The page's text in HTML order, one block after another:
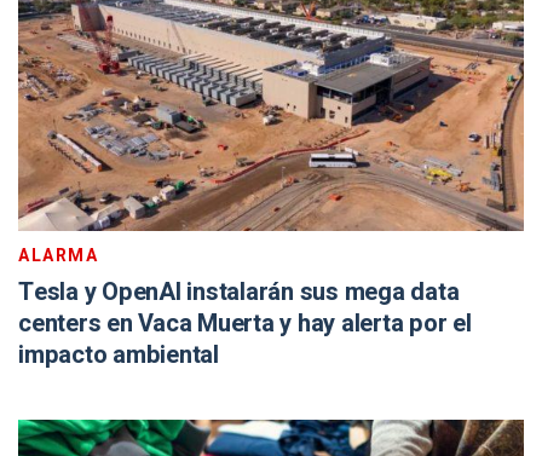
ALARMA
Tesla y OpenAI instalarán sus mega data
centers en Vaca Muerta y hay alerta por el
impacto ambiental